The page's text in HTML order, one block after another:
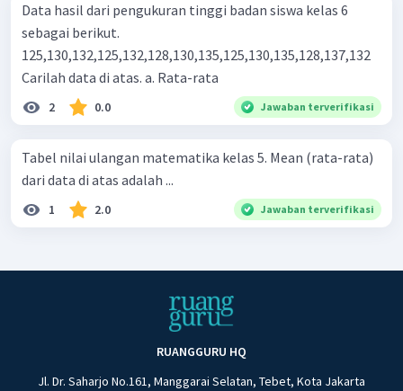
Data hasil dari pengukuran tinggi badan siswa kelas 6
sebagai berikut.
125,130,132,125,132,128,130,135,125,130,135,128,137,132
Carilah data di atas. a. Rata-rata
2 0.0 Jawaban terverifikasi
Tabel nilai ulangan matematika kelas 5. Mean (rata-rata)
dari data di atas adalah ...
1 2.0 Jawaban terverifikasi
RUANGGURU HQ
Jl. Dr. Saharjo No.161, Manggarai Selatan, Tebet, Kota Jakarta